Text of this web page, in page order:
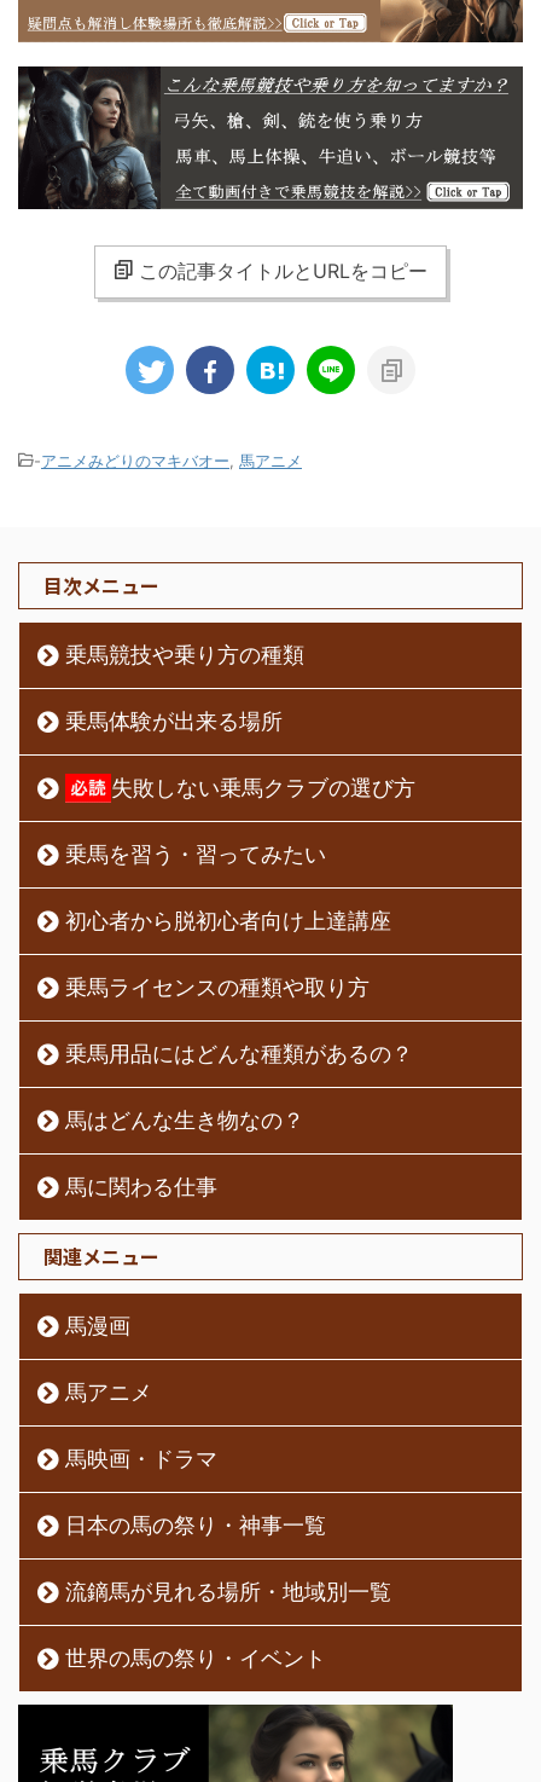
この記事タイトルとURLをコピー
-アニメみどりのマキバオー 馬アニメ
目次メニュー
乗馬競技や乗り方の種類
乗馬体験が出来る場所
失敗しない乗馬クラブの選び方
乗馬を習う・習ってみたい
初心者から脱初心者向け上達講座
乗馬ライセンスの種類や取り方
乗馬用品にはどんな種類があるの？
馬はどんな生き物なの？
馬に関わる仕事
関連メニュー
馬漫画
馬アニメ
馬映画・ドラマ
日本の馬の祭り・神事一覧
流鏑馬が見れる場所・地域別一覧
世界の馬の祭り・イベント